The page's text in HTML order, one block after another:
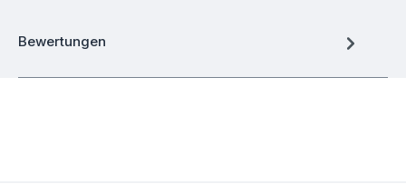
Bewertungen